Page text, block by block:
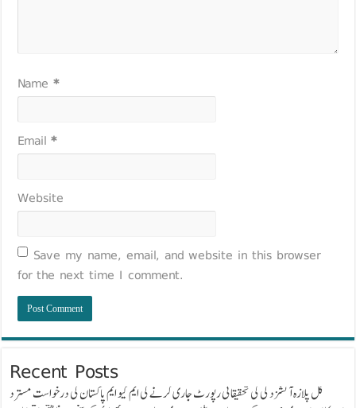
Name*
Email*
Website
Save my name, email, and website in this browser
for the next time I comment.
Recent Posts
گل پلازہ آتشزدگی کی تحقیقاتی رپورٹ جاری کرنے کی ایم کیو ایم پاکستان کی درخواست مسترد